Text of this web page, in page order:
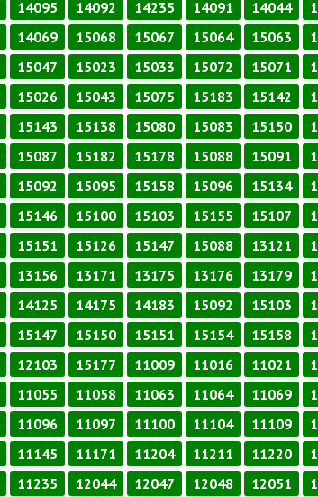
14095 14092 14235 14091 14044
14069 15068 15067 15064 15063
15047 15023 15033 15072 15071
15026 15043 15075 15183 15142
15143 15138 15080 15083 15150
15087 15182 15178 15088 15091
15092 15095 15158 15096 15134
15146 15100 15103 15155 15107
15151 15126 15147 15088 13121
13156 13171 13175 13176 13179
14125 14175 14183 15092 15103
15147 15150 15151 15154 15158
12103 15177 11009 11016 11021
11055 11058 11063 11064 11069
11096 11097 11100 11104 11109
11145 11171 11204 11211 11220
11235 12044 12047 12048 12051